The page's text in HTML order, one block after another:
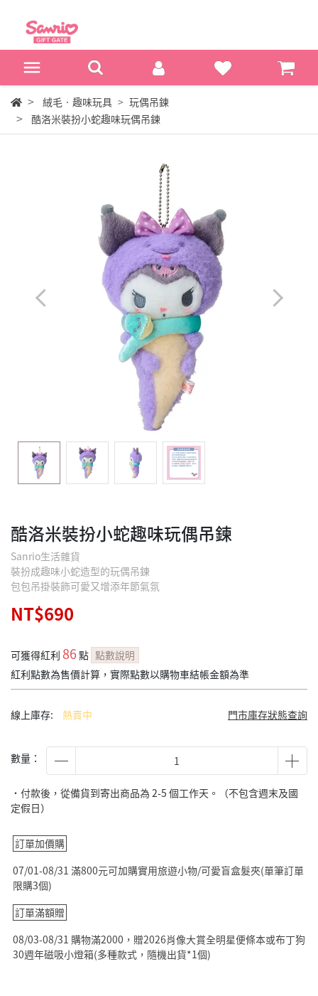
絨毛‧趣味玩具
玩偶吊鍊
酷洛米裝扮小蛇趣味玩偶吊鍊
酷洛米裝扮小蛇趣味玩偶吊鍊
Sanrio生活雜貨
裝扮成趣味小蛇造型的玩偶吊鍊
包包吊掛裝飾可愛又增添年節氣氛
NT$690
可獲得紅利 86點 點數說明
紅利點數為售價計算，實際點數以購物車結帳金額為準
線上庫存: 熱賣中 門市庫存狀態查詢
數量：
˙付款後，從備貨到寄出商品為 2-5 個工作天。（不包含週末及國
定假日）
訂單加價購
07/01-08/31 滿800元可加購實用旅遊小物/可愛盲盒髮夾(單筆訂單
限購3個)
訂單滿額贈
08/03-08/31 購物滿2000，贈2026肖像大賞全明星便條本或布丁狗
30週年磁吸小燈箱(多種款式，隨機出貨*1個)